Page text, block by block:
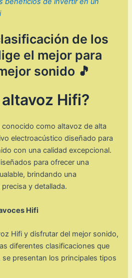
de los
el mejor para
sonido 🎵
Hifi?
como altavoz de alta
electroacústico diseñado para
con una calidad excepcional.
para ofrecer una
brindando una
y detallada.
Hifi
Hifi y disfrutar del mejor sonido,
diferentes clasificaciones que
presentan los principales tipos